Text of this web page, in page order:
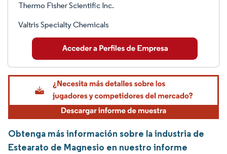
Thermo Fisher Scientific Inc.
Valtris Specialty Chemicals
Obtenga más información sobre la industria de
Estearato de Magnesio en nuestro informe